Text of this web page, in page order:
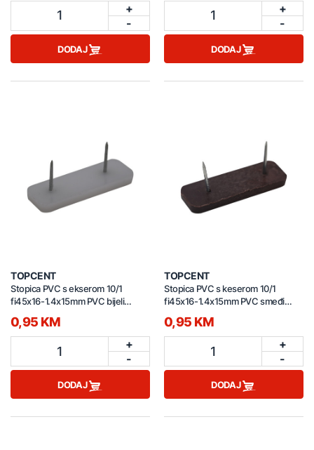
1
+
-
DODAJ
1
+
-
DODAJ
TOPCENT
Stopica PVC s ekserom 10/1
fi45x16-1.4x15mm PVC bijeli
GL.1291
0,95 KM
1
+
-
DODAJ
TOPCENT
Stopica PVC s keserom 10/1
fi45x16-1.4x15mm PVC smeđi
GL.1291
0,95 KM
1
+
-
DODAJ